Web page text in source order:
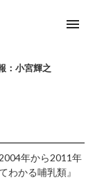
menu
：小宮輝之
年から2011年
わかる哺乳類』